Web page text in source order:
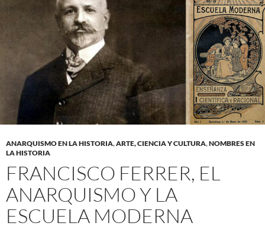
ANARQUISMO EN LA HISTORIA,ARTE, CIENCIA Y CULTURA,NOMBRES EN
LA HISTORIA
FRANCISCO FERRER, EL
ANARQUISMO Y LA
ESCUELA MODERNA